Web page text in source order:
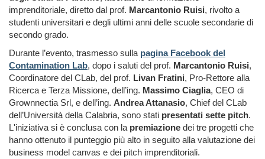
imprenditoriale, diretto dal prof. Marcantonio Ruisi, rivolto a
studenti universitari e degli ultimi anni delle scuole secondarie di
secondo grado.
Durante l’evento, trasmesso sulla pagina Facebook del
Contamination Lab, dopo i saluti del prof. Marcantonio Ruisi,
Coordinatore del CLab, del prof. Livan Fratini, Pro-Rettore alla
Ricerca e Terza Missione, dell’ing. Massimo Ciaglia, CEO di
Grownnectia Srl, e dell’ing. Andrea Attanasio, Chief del CLab
dell’Università della Calabria, sono stati presentati sette pitch.
L'iniziativa si è conclusa con la premiazione dei tre progetti che
hanno ottenuto il punteggio più alto in seguito alla valutazione dei
business model canvas e dei pitch imprenditoriali.